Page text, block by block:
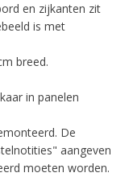
en zijkanten zit
is met
breed.
in panelen
De
aangeven
moeten worden.